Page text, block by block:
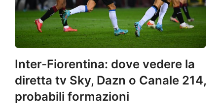
Inter-Fiorentina: dove vedere la
diretta tv Sky, Dazn o Canale 214,
probabili formazioni